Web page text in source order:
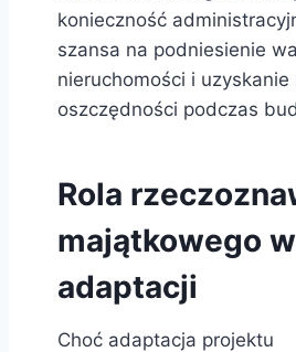
konieczność
szansa na podniesienie
nieruchomości i uzyskanie
oszczędności podczas
Rola
majątkowego
adaptacji
Choć adaptacja projektu